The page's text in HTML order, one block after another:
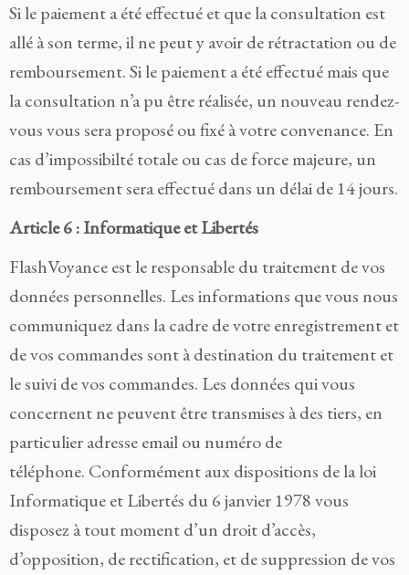
Si le paiement a été effectué et que la consultation est
allé à son terme, il ne peut y avoir de rétractation ou de
remboursement. Si le paiement a été effectué mais que
la consultation n’a pu être réalisée, un nouveau rendez-
vous vous sera proposé ou fixé à votre convenance. En
cas d’impossibilté totale ou cas de force majeure, un
remboursement sera effectué dans un délai de 14 jours.
Article 6 : Informatique et Libertés
FlashVoyance est le responsable du traitement de vos
données personnelles. Les informations que vous nous
communiquez dans la cadre de votre enregistrement et
de vos commandes sont à destination du traitement et
le suivi de vos commandes. Les données qui vous
concernent ne peuvent être transmises à des tiers, en
particulier adresse email ou numéro de
téléphone. Conformément aux dispositions de la loi
Informatique et Libertés du 6 janvier 1978 vous
disposez à tout moment d’un droit d’accès,
d’opposition, de rectification, et de suppression de vos